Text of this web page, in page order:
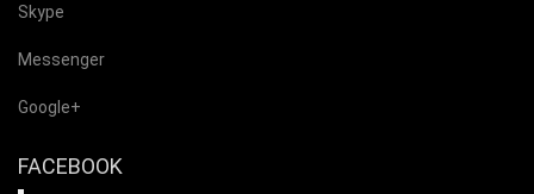
Skype
Messenger
Google+
FACEBOOK